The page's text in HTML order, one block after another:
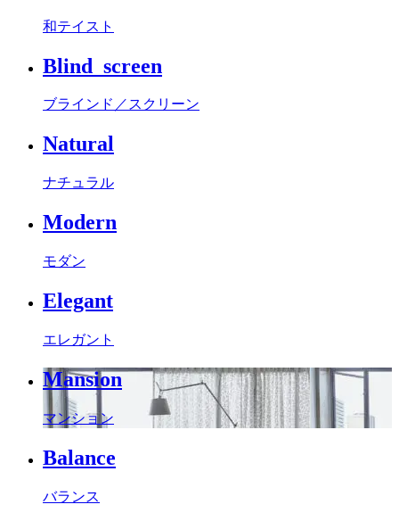
和テイスト
Blind_screen
ブラインド／スクリーン
Natural
ナチュラル
Modern
モダン
Elegant
エレガント
Mansion
マンション
Balance
バランス